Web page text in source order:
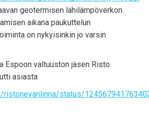
geotermisen lähilämpöverkon.
aikana paukuttelun
on nykyisinkin jo varsin
Espoon valtuuston jäsen Risto
asiasta
status/